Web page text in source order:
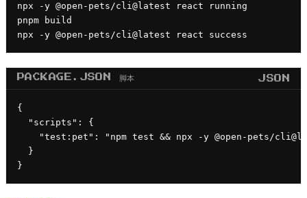
npx -y @open-pets/cli@latest react running
pnpm build
npx -y @open-pets/cli@latest react success
PACKAGE.JSON 脚本 JSON
{
  "scripts": {
"test:pet": "npm test && npx -y @open-pets/
  }
}